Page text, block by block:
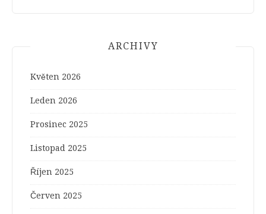
ARCHIVY
Květen 2026
Leden 2026
Prosinec 2025
Listopad 2025
Říjen 2025
Červen 2025